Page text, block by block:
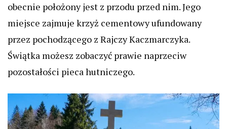
obecnie położony jest z przodu przed nim. Jego
miejsce zajmuje krzyż cementowy ufundowany
przez pochodzącego z Rajczy Kaczmarczyka.
Świątka możesz zobaczyć prawie naprzeciw
pozostałości pieca hutniczego.